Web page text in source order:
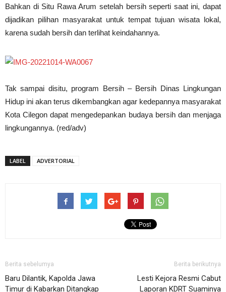
Bahkan di Situ Rawa Arum setelah bersih seperti saat ini, dapat
dijadikan pilihan masyarakat untuk tempat tujuan wisata lokal,
karena sudah bersih dan terlihat keindahannya.
Tak sampai disitu, program Bersih – Bersih Dinas Lingkungan
Hidup ini akan terus dikembangkan agar kedepannya masyarakat
Kota Cilegon dapat mengedepankan budaya bersih dan menjaga
lingkungannya. (red/adv)
LABEL ADVERTORIAL
Berita sebelumya
Baru Dilantik, Kapolda Jawa
Timur di Kabarkan Ditangkap
Berita berikutnya
Lesti Kejora Resmi Cabut
Laporan KDRT Suaminya